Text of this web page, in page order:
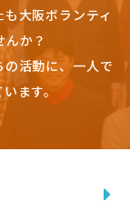
も大阪ボランティ
か？
活動に、一人で
ます。